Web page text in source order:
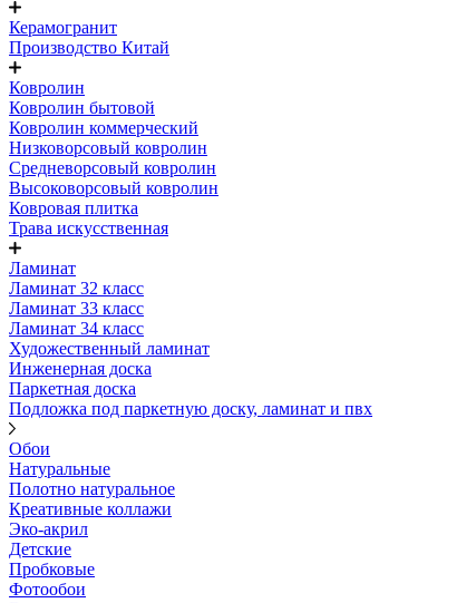
Керамогранит
Производство Китай
Ковролин
Ковролин бытовой
Ковролин коммерческий
Низковорсовый ковролин
Средневорсовый ковролин
Высоковорсовый ковролин
Ковровая плитка
Трава искусственная
Ламинат
Ламинат 32 класс
Ламинат 33 класс
Ламинат 34 класс
Художественный ламинат
Инженерная доска
Паркетная доска
Подложка под паркетную доску, ламинат и пвх
Обои
Натуральные
Полотно натуральное
Креативные коллажи
Эко-акрил
Детские
Пробковые
Фотообои